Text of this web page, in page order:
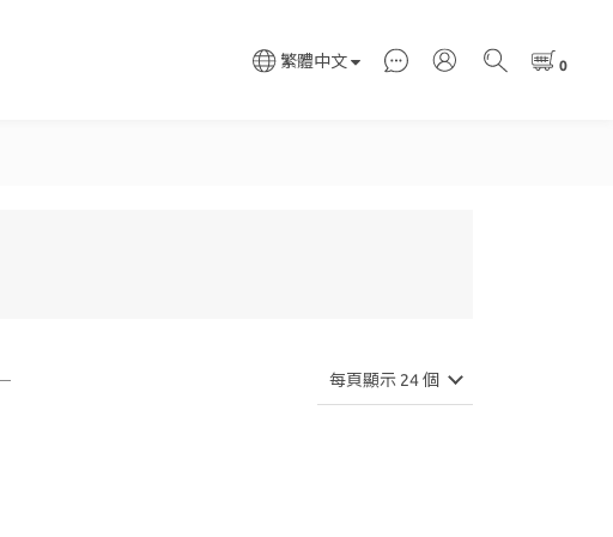
繁體中文
每頁顯示 24 個